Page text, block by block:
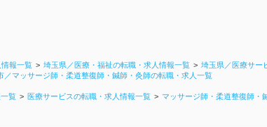
報一覧 埼玉県／医療・福祉の転職・求人情報一覧
埼玉県／医療サー
／マッサージ師・柔道整復師・鍼師・灸師の転職・求人一覧
覧 医療サービスの転職・求人情報一覧
マッサージ師・柔道整復師・